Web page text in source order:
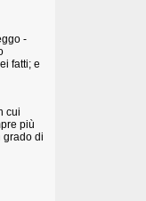
-
fatti; e
cui
più
grado di